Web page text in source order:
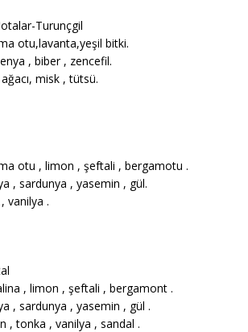
Turunçgil
otu,lavanta,yeşil bitki.
, biber , zencefil.
misk , tütsü.
otu , limon , şeftali , bergamotu .
, sardunya , yasemin , gül.
vanilya .
, limon , şeftali , bergamont .
, sardunya , yasemin , gül .
, tonka , vanilya , sandal .